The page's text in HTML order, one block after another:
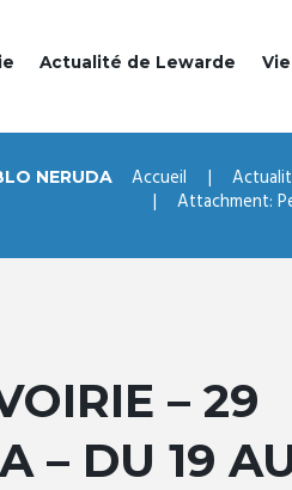
Actualité de Lewarde
NERUDA
Accueil
Attachment:
– 29
– DU 19